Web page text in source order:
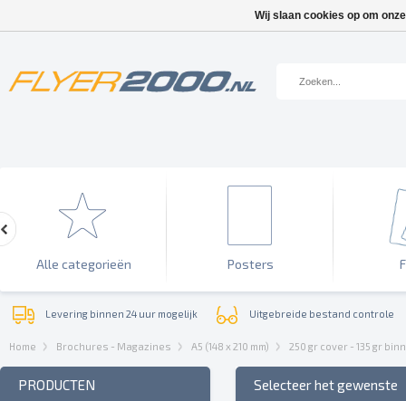
Alle categorieën Posters
Levering binnen 24 uur mogelijk Uitgebreide bestand controle
Home Brochures - Magazines A5 (148 x 210 mm) 250 gr cover - 135 gr
PRODUCTEN Selecteer het gewenste
Wij slaan cookies op om